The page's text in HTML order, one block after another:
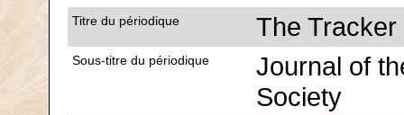
Titre du périodique The Tracker
Sous-titre du périodique
Journal of
Society